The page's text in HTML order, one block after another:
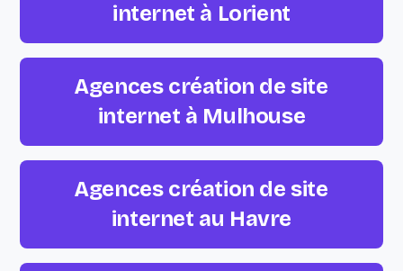
internet à Lorient
Agences création de site
internet à Mulhouse
Agences création de site
internet au Havre